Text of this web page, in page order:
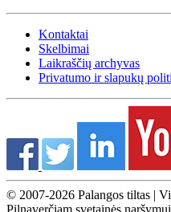
Kontaktai
Skelbimai
Laikraščių archyvas
Privatumo ir slapukų
© 2007-2026 Palangos tiltas |
Pilnaverčiam svetainės